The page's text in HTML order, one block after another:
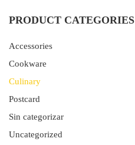
PRODUCT CATEGORIES
Accessories
Cookware
Culinary
Postcard
Sin categorizar
Uncategorized